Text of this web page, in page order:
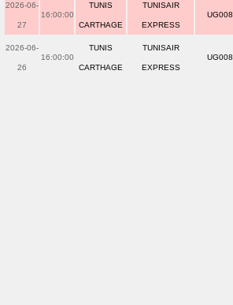
2026-06-
27
16:00:00
TUNIS
CARTHAGE
TUNISAIR
EXPRESS
UG008
2026-06-
26
16:00:00
TUNIS
CARTHAGE
TUNISAIR
EXPRESS
UG008